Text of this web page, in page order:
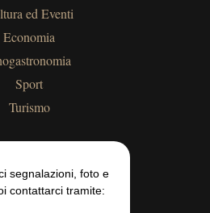
ed Eventi
Economia
Sport
Turismo
segnalazioni, foto e
contattarci tramite: